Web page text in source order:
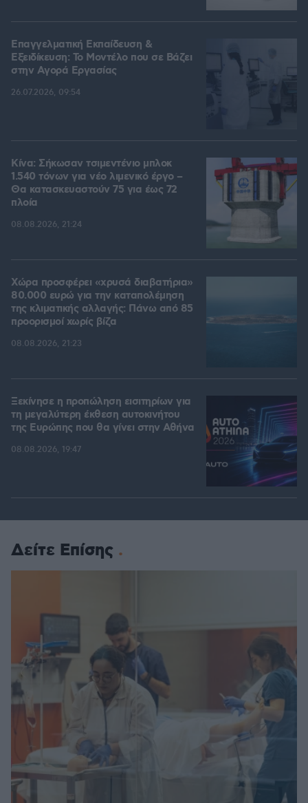
Επαγγελματική Εκπαίδευση &
Εξειδίκευση: Το Mοντέλο που σε Bάζει
στην Aγορά Eργασίας
26.07.2026, 09:54
Κίνα: Σήκωσαν τσιμεντένιο μπλοκ
1.540 τόνων για νέο λιμενικό έργο –
Θα κατασκευαστούν 75 για έως 72
πλοία
08.08.2026, 21:24
Χώρα προσφέρει «χρυσά διαβατήρια»
80.000 ευρώ για την καταπολέμηση
της κλιματικής αλλαγής: Πάνω από 85
προορισμοί χωρίς βίζα
08.08.2026, 21:23
Ξεκίνησε η προπώληση εισιτηρίων για
τη μεγαλύτερη έκθεση αυτοκινήτου
της Ευρώπης που θα γίνει στην Αθήνα
08.08.2026, 19:47
Δείτε Επίσης